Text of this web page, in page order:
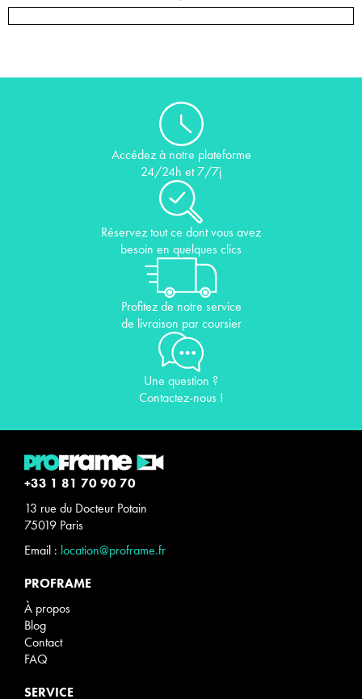
Accédez à notre plateforme
24/24h et 7/7j
Réservez tout ce dont vous avez
besoin en quelques clics
Profitez de notre service
de livraison par coursier
Une question ?
Contactez-nous !
+33 1 81 70 90 70
13 rue du Docteur Potain
75019 Paris
Email : location@proframe.fr
PROFRAME
À propos
Blog
Contact
FAQ
SERVICE